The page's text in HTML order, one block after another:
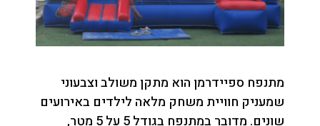
מתנפח ספיידרמן הוא מתקן משולב וצבעוני
שמעניק חוויית משחק מלאה לילדים באירועים
שונים. מדובר במתנפח בגודל 5 על 5 מטר,